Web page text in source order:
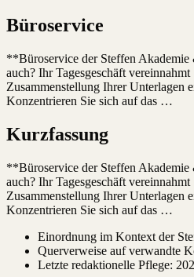
Büroservice
**Büroservice der Steffen
auch? Ihr Tagesgeschäft
Zusammenstellung Ihrer Unterlagen
Konzentrieren Sie sich auf das …
Kurzfassung
**Büroservice der Steffen
auch? Ihr Tagesgeschäft
Zusammenstellung Ihrer Unterlagen
Konzentrieren Sie sich auf das …
Einordnung im Kontext der
Querverweise auf verwandte
Letzte redaktionelle Pflege: